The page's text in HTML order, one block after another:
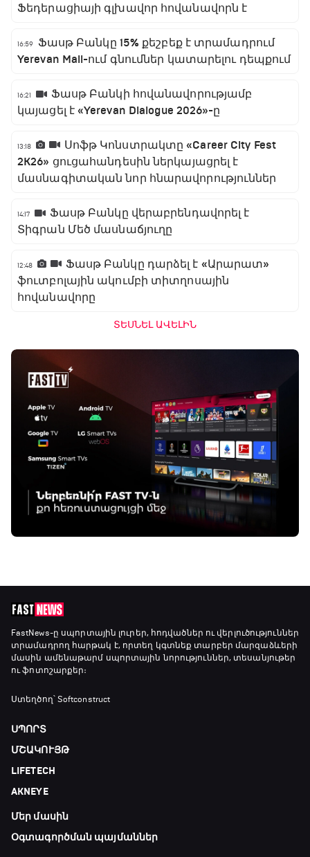
Ֆեդերացիայի գլխավոր հովանավորն է
16:59
Ֆասթ Բանկը 15% քեշբեք է տրամադրում
Yerevan Mall-ում գնումներ կատարելու դեպքում
16:21
Ֆասթ Բանկի հովանավորությամբ
կայացել է «Yerevan Dialogue 2026»-ը
13:18
Սոֆթ Կոնստրակտը «Career City Fest
2K26» ցուցահանդեսին ներկայացրել է
մասնագիտական նոր հնարավորություններ
14:17
Ֆասթ Բանկը վերաբրենդավորել է
Տիգրան Մեծ մասնաճյուղը
12:48
Ֆասթ Բանկը դարձել է «Արարատ»
ֆուտբոլային ակումբի տիտղոսային
հովանավորը
ՏԵՍՆԵԼ ԱՎԵԼԻՆ
FastNews-ը սպորտային լուրեր, հոդվածներ ու վերլուծություններ
տրամադրող հարթակ է, որտեղ կգտնեք տարբեր մարզաձևերի
մասին ամենաթարմ սպորտային նորություններ, տեսանյութեր
ու ֆոտոշարքեր։
Ստեղծող՝ Softconstruct
ՍՊՈՐՏ
ՄՇԱԿՈՒՅԹ
LIFETECH
AKNEYE
Մեր մասին
Օգտագործման պայմաններ